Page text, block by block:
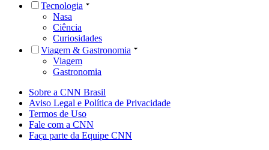
Tecnologia
Nasa
Ciência
Curiosidades
Viagem & Gastronomia
Viagem
Gastronomia
Sobre a CNN Brasil
Aviso Legal e Política de Privacidade
Termos de Uso
Fale com a CNN
Faça parte da Equipe CNN